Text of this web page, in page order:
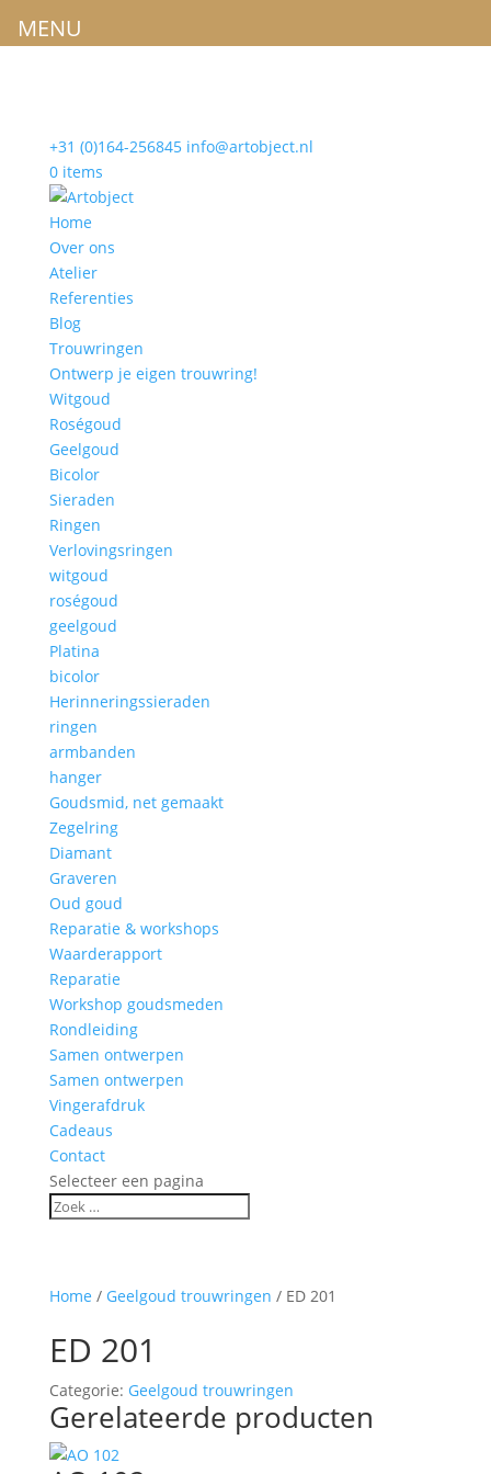
+31 (0)164-256845 info@artobject.nl
0 items
Home
Over ons
Atelier
Referenties
Blog
Trouwringen
Ontwerp je eigen trouwring!
Witgoud
Roségoud
Geelgoud
Bicolor
Sieraden
Ringen
Verlovingsringen
witgoud
roségoud
geelgoud
Platina
bicolor
Herinneringssieraden
ringen
armbanden
hanger
Goudsmid, net gemaakt
Zegelring
Diamant
Graveren
Oud goud
Reparatie & workshops
Waarderapport
Reparatie
Workshop goudsmeden
Rondleiding
Samen ontwerpen
Samen ontwerpen
Vingerafdruk
Cadeaus
Contact
Selecteer een pagina
Home / Geelgoud trouwringen / ED 201
ED 201
Categorie: Geelgoud trouwringen
Gerelateerde producten
MENU